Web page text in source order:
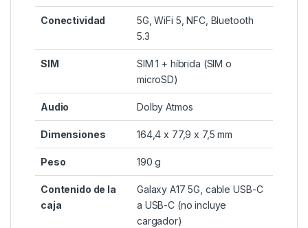
Conectividad
5G, WiFi 5, NFC, Bluetooth
5.3
SIM
SIM 1 + híbrida (SIM o
microSD)
Audio Dolby Atmos
Dimensiones 164,4 x 77,9 x 7,5 mm
Peso 190 g
Contenido de la
caja
Galaxy A17 5G, cable USB-C
a USB-C (no incluye
cargador)